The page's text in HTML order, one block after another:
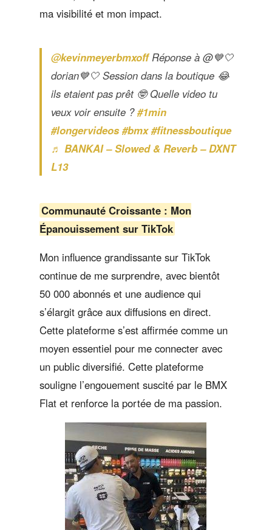
ma visibilité et mon impact.
@kevinmeyerbmxoffRéponse à @💙🤍
dorian💙🤍 Session dans la boutique 😂
ils etaient pas prêt 🤓 Quelle video tu
veux voir ensuite ?#1min
#longervideos #bmx #fitnessboutique
♬ BANKAI – Slowed & Reverb – DXNT
L13
Communauté Croissante : Mon
Épanouissement sur TikTok
Mon influence grandissante sur TikTok
continue de me surprendre, avec bientôt
50 000 abonnés et une audience qui
s’élargit grâce aux diffusions en direct.
Cette plateforme s’est affirmée comme un
moyen essentiel pour me connecter avec
un public diversifié. Cette plateforme
souligne l’engouement suscité par le BMX
Flat et renforce la portée de ma passion.